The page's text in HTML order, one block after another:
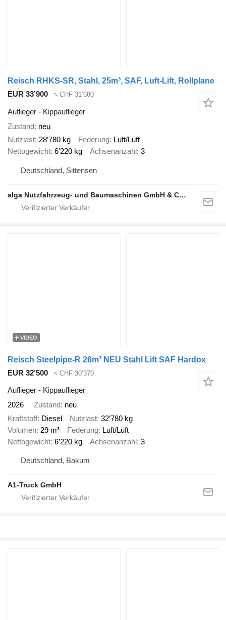
Reisch RHKS-SR, Stahl, 25m³, SAF, Luft-Lift, Rollplane
EUR 33’900
≈ CHF 31’680
Auflieger - Kippauflieger
Zustand neu
Nutzlast 28’780 kg Federung Luft/Luft
Nettogewicht 6’220 kg Achsenanzahl 3
Deutschland, Sittensen
alga Nutzfahrzeug- und Baumaschinen GmbH & Co. KG
VIDEO
Reisch Steelpipe-R 26m³ NEU Stahl Lift SAF Hardox
EUR 32’500
≈ CHF 30’370
Auflieger - Kippauflieger
2026
Zustand neu
Kraftstoff Diesel Nutzlast 32’780 kg
Volumen 29 m³ Federung Luft/Luft
Nettogewicht 6’220 kg Achsenanzahl 3
Deutschland, Bakum
A1-Truck GmbH